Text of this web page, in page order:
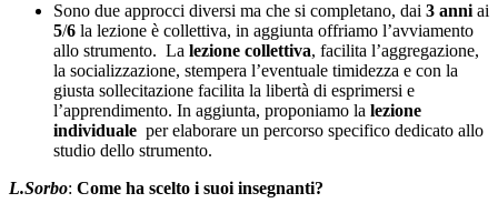
Sono due approcci diversi ma che si completano, dai 3 anni ai
5/6 la lezione è collettiva, in aggiunta offriamo l’avviamento
allo strumento. La lezione collettiva, facilita l’aggregazione,
la socializzazione, stempera l’eventuale timidezza e con la
giusta sollecitazione facilita la libertà di esprimersi e
l’apprendimento. In aggiunta, proponiamo la lezione
individuale per elaborare un percorso specifico dedicato allo
studio dello strumento.
L.Sorbo: Come ha scelto i suoi insegnanti?